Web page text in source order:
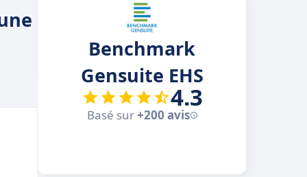
Benchmark
Gensuite EHS
4.3
Basé sur+200 avis